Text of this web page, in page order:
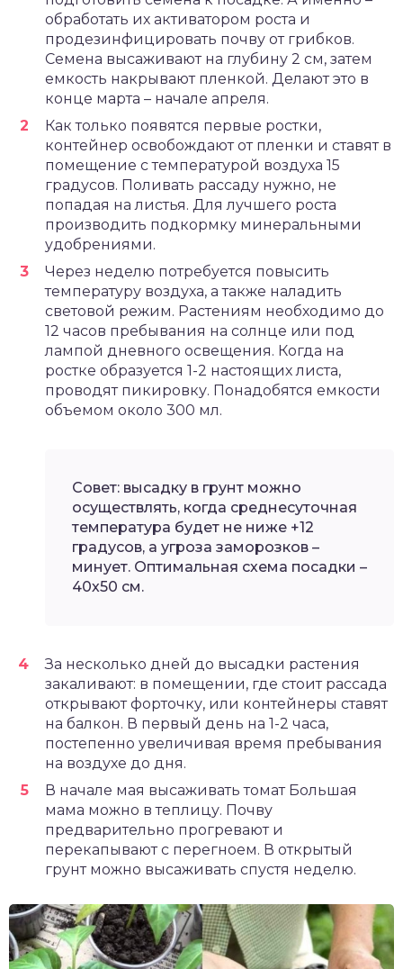
обработать их активатором роста и
продезинфицировать почву от грибков.
Семена высаживают на глубину 2 см, затем
емкость накрывают пленкой. Делают это в
конце марта – начале апреля.
Как только появятся первые ростки,
контейнер освобождают от пленки и ставят в
помещение с температурой воздуха 15
градусов. Поливать рассаду нужно, не
попадая на листья. Для лучшего роста
производить подкормку минеральными
удобрениями.
Через неделю потребуется повысить
температуру воздуха, а также наладить
световой режим. Растениям необходимо до
12 часов пребывания на солнце или под
лампой дневного освещения. Когда на
ростке образуется 1-2 настоящих листа,
проводят пикировку. Понадобятся емкости
объемом около 300 мл.
Совет: высадку в грунт можно
осуществлять, когда среднесуточная
температура будет не ниже +12
градусов, а угроза заморозков –
минует. Оптимальная схема посадки –
40х50 см.
За несколько дней до высадки растения
закаливают: в помещении, где стоит рассада
открывают форточку, или контейнеры ставят
на балкон. В первый день на 1-2 часа,
постепенно увеличивая время пребывания
на воздухе до дня.
В начале мая высаживать томат Большая
мама можно в теплицу. Почву
предварительно прогревают и
перекапывают с перегноем. В открытый
грунт можно высаживать спустя неделю.